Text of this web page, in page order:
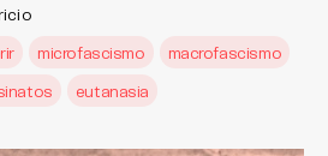
microfascismo
macrofascismo
eutanasia